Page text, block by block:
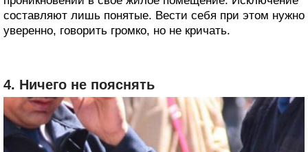
составляют лишь понятые. Вести себя при этом нужно
уверенно, говорить громко, но не кричать.
4. Ничего не пояснять